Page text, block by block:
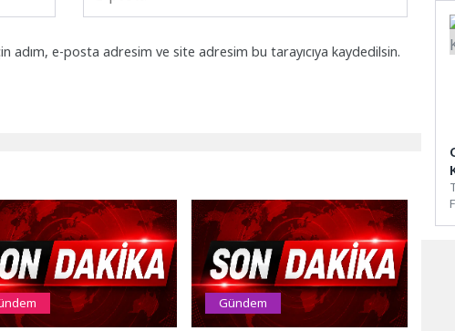
adım, e-posta adresim ve site adresim bu tarayıcıya kaydedilsin.
Gündem